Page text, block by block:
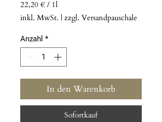
22,20 € / 1l
22,20 €
pro
Liter
inkl. MwSt. | zzgl. Versandpauschale
Anzahl *
In den Warenkorb
Sofortkauf